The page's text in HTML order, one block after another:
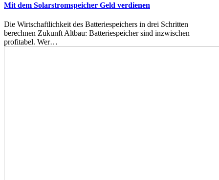
Mit dem Solarstromspeicher Geld verdienen
Die Wirtschaftlichkeit des Batteriespeichers in drei Schritten
berechnen Zukunft Altbau: Batteriespeicher sind inzwischen
profitabel. Wer…